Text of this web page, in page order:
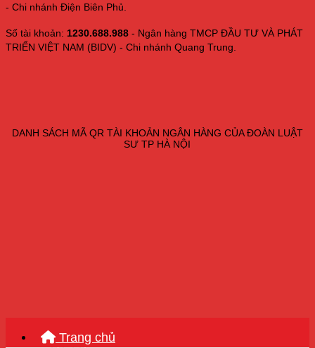
- Chi nhánh Điện Biên Phủ.
Số tài khoản: 1230.688.988 - Ngân hàng TMCP ĐẦU TƯ VÀ PHÁT
TRIỂN VIỆT NAM (BIDV) - Chi nhánh Quang Trung.
DANH SÁCH MÃ QR TÀI KHOẢN NGÂN HÀNG CỦA ĐOÀN LUẬT
SƯ TP HÀ NỘI
Trang chủ